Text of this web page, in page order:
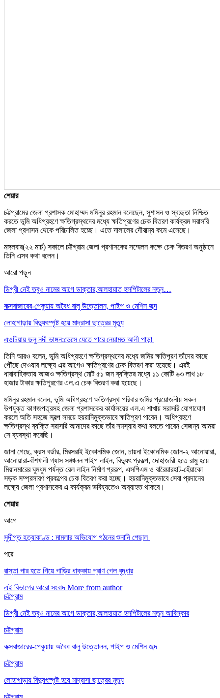
শেয়ার
চট্টগ্রামের জেলা প্রশাসক মোহাম্মদ মমিনুর রহমান বলেছেন, সুশাসন ও স্বচ্ছতা নিশ্চিত
করতে ভূমি অধিগ্রহণে ক্ষতিগ্রস্থদের মধ্যে ক্ষতিপূরণের চেক বিতরণ কার্যক্রম সরাসরি
জেলা প্রশাসন থেকে পরিচালিত হচ্ছে। এতে দালালের দৌরাত্ম্য কমে এসেছে।
মঙ্গলবার(২২ মার্চ) সকালে চট্টগ্রাম জেলা প্রশাসকের সম্মেলন কক্ষে চেক বিতরণ অনুষ্ঠানে
তিনি এসব কথা বলেন।
আরো পড়ুন
ডিগ্রী নেই তবুও নামের আগে ডাক্তার,আলহায়াত হসপিটালের নতুন…
কক্সবাজারের-পেকুয়ায় অবৈধ বালু উত্তোলন, পাইপ ও মেশিন জব্দ
লোহাগাড়ায় বিদ্যুৎস্পৃষ্ট হয়ে মাদ্রাসা ছাত্রের মৃত্যু
এওচিয়ায় ডলু নদী ভাঙ্গন:ভেসে যেতে পারে নেয়ামত আলী পাড়া
তিনি আরও বলেন, ভূমি অধিগ্রহণে ক্ষতিগ্রস্থদের মধ্যে জমির ক্ষতিপূরণ তাঁদের কাছে
পৌঁছে দেওয়ার লক্ষ্যে এর আগেও ক্ষতিপূরণের চেক বিতরণ করা হয়েছে। এরই
ধারাবাহিকতায় আজও ক্ষতিগ্রস্থ মোট ৫১ জন ব্যক্তির মধ্যে ১১ কোটি ৬৩ লাখ ১৮
হাজার টাকার ক্ষতিপূরণের এল.এ চেক বিতরণ করা হয়েছে।
মমিনুর রহমান বলেন, ভূমি অধিগ্রহণে ক্ষতিগ্রস্থ পরিবার জমির প্রয়োজনীয় সকল
উপযুক্ত কাগজপত্রসহ জেলা প্রশাসকের কার্যালয়ের এল.এ শাখায় সরাসরি যোগাযোগ
করলে অতি সহজে স্বল্প সময়ে হয়রানিমুক্তভাবে ক্ষতিপূরণ পাবেন। অধিগ্রহণে
ক্ষতিগ্রস্থ ব্যক্তি সরাসরি আমাদের কাছে তাঁর সমস্যার কথা বলতে পারেন সেজন্য আমরা
সে ব্যবস্থা করেছি।
জানা গেছে, ক্রস বর্ডার, মিরসরাই ইকোনমিক জোন, চায়না ইকোনমিক জোন-২ আনোয়ারা,
আনোয়ারা-বাঁশখালী গ্যাস সঞ্চালন পাইপ লাইন, বিদ্যুৎ প্রকল্প, দোহাজারী হতে রামু হয়ে
মিয়ানমারের ঘুমধুম পর্যন্ত রেল লাইন নির্মাণ প্রকল্প, এসপিএম ও বারৈয়ারহাট-হেঁয়াকো
সড়ক সম্প্রসারণ প্রকল্পের চেক বিতরণ করা হচ্ছে। হয়রানিমুক্তভাবে সেবা প্রদানের
লক্ষ্যে জেলা প্রশাসকের এ কার্যক্রম ভবিষ্যতেও অব্যাহত থাকবে।
শেয়ার
আগে
সুদীপ্ত হত্যাকাণ্ড : মামলার অভিযোগ গঠনের শুনানি পেছাল
পরে
রাস্তা পার হতে গিয়ে গাড়ির ধাক্কায় প্রাণ গেল বৃদ্ধার
এই বিভাগের আরো সংবাদ More from author
চট্টগ্রাম
ডিগ্রী নেই তবুও নামের আগে ডাক্তার,আলহায়াত হসপিটালের নতুন আবিস্কার
চট্টগ্রাম
কক্সবাজারের-পেকুয়ায় অবৈধ বালু উত্তোলন, পাইপ ও মেশিন জব্দ
চট্টগ্রাম
লোহাগাড়ায় বিদ্যুৎস্পৃষ্ট হয়ে মাদ্রাসা ছাত্রের মৃত্যু